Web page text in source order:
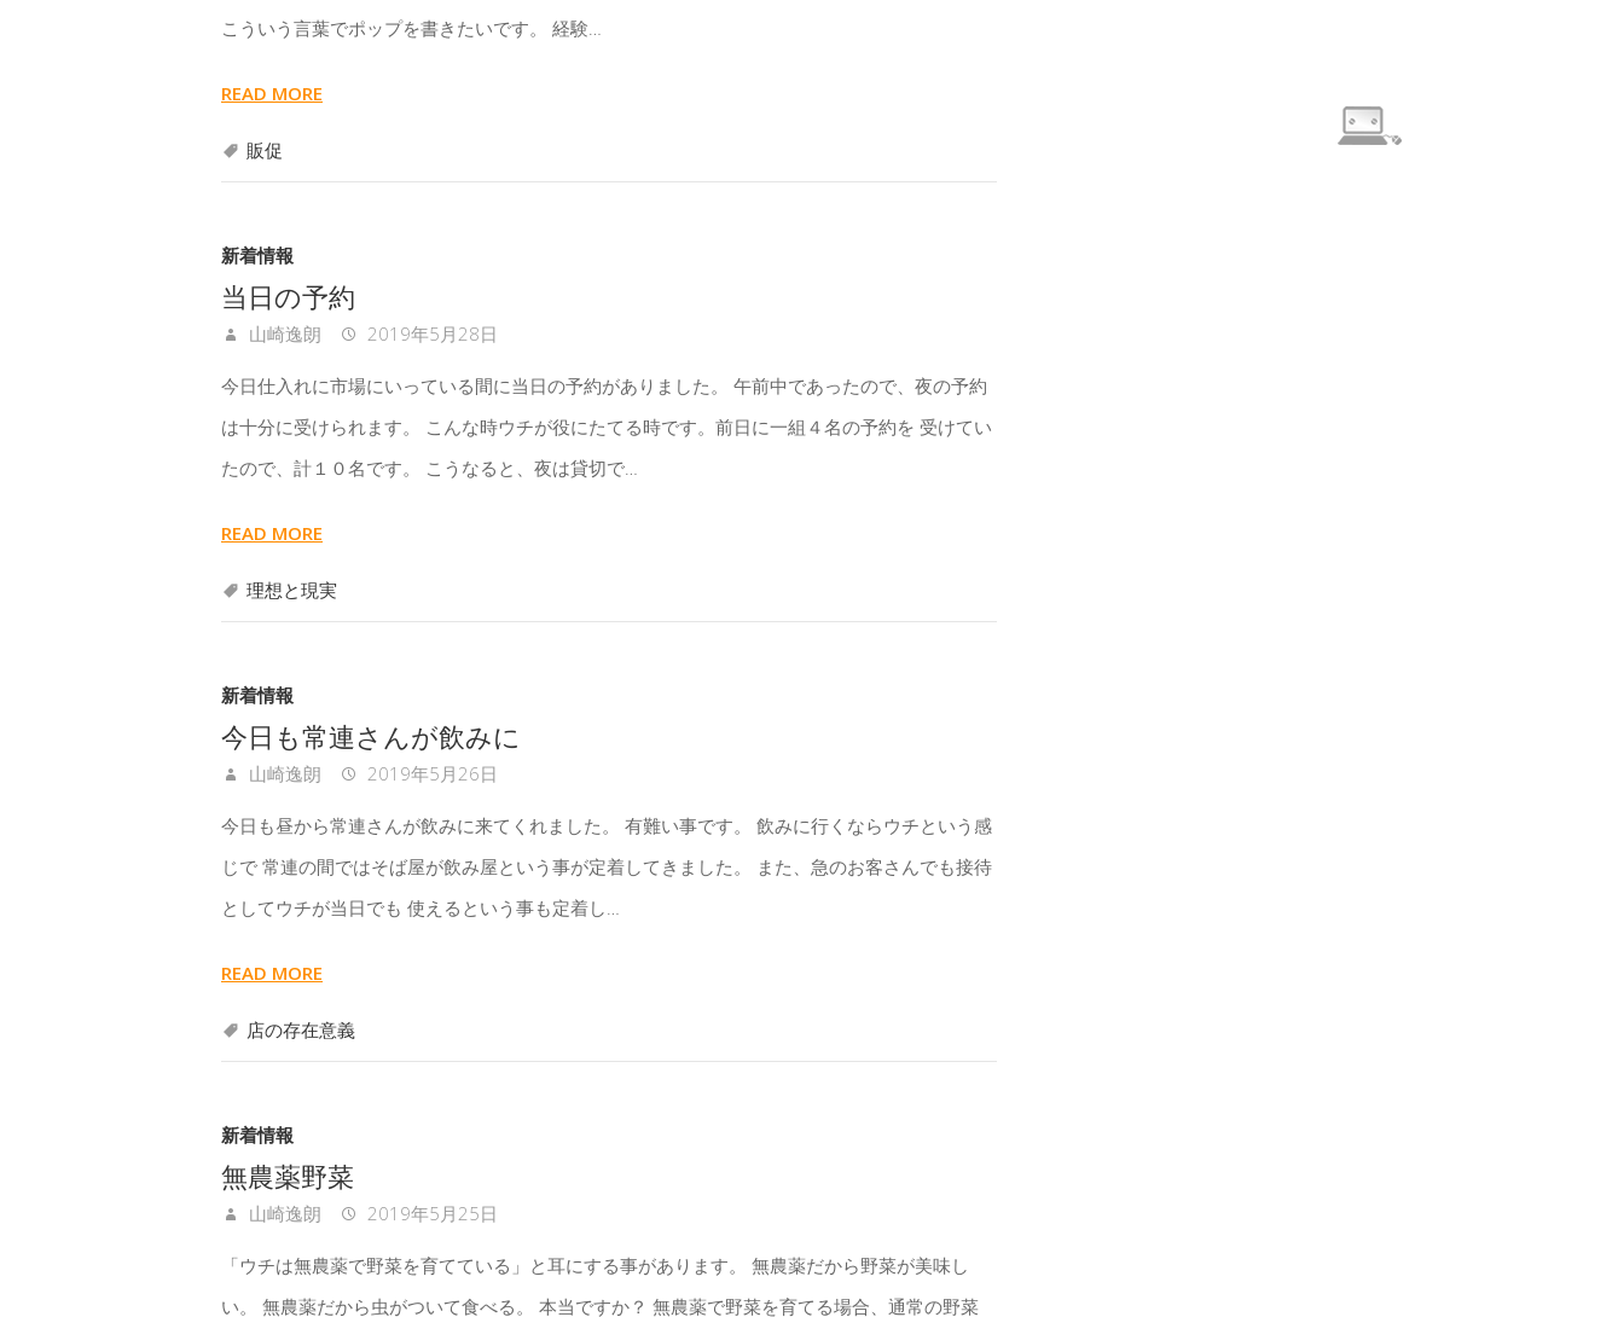
こういう言葉でポップを書きたいです。 経験…
READ MORE
販促
新着情報
当日の予約
山崎逸朗 2019年5月28日
今日仕入れに市場にいっている間に当日の予約がありました。 午前中であったので、夜の予約
は十分に受けられます。 こんな時ウチが役にたてる時です。前日に一組４名の予約を 受けてい
たので、計１０名です。 こうなると、夜は貸切で…
READ MORE
理想と現実
新着情報
今日も常連さんが飲みに
山崎逸朗 2019年5月26日
今日も昼から常連さんが飲みに来てくれました。 有難い事です。 飲みに行くならウチという感
じで 常連の間ではそば屋が飲み屋という事が定着してきました。 また、急のお客さんでも接待
としてウチが当日でも 使えるという事も定着し…
READ MORE
店の存在意義
新着情報
無農薬野菜
山崎逸朗 2019年5月25日
「ウチは無農薬で野菜を育てている」と耳にする事があります。 無農薬だから野菜が美味し
い。 無農薬だから虫がついて食べる。 本当ですか？ 無農薬で野菜を育てる場合、通常の野菜